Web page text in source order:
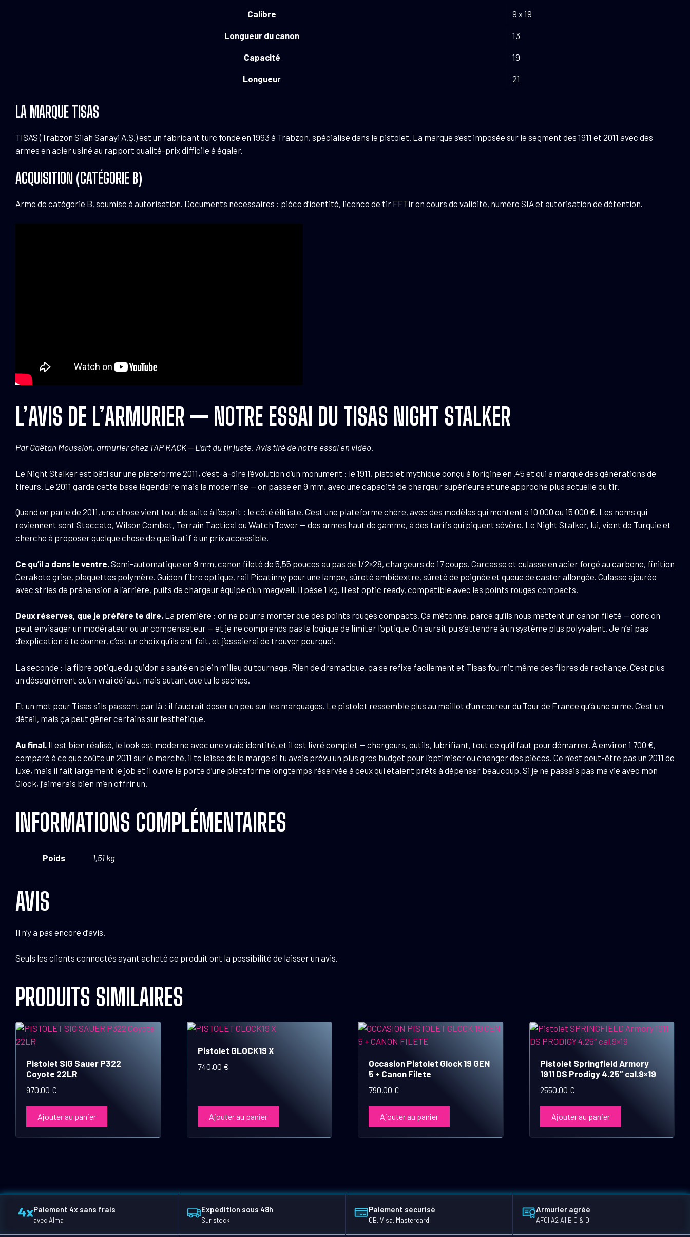
Calibre 9 x 19
Longueur du canon 13
Capacité 19
Longueur 21
LA MARQUE TISAS
TISAS (Trabzon Silah Sanayi A.Ş.) est un fabricant turc fondé en 1993 à Trabzon, spécialisé dans le pistolet. La marque s’est imposée sur le segment des 1911 et 2011 avec des
armes en acier usiné au rapport qualité-prix difficile à égaler.
ACQUISITION (CATÉGORIE B)
Arme de catégorie B, soumise à autorisation. Documents nécessaires : pièce d’identité, licence de tir FFTir en cours de validité, numéro SIA et autorisation de détention.
L’AVIS DE L’ARMURIER — NOTRE ESSAI DU TISAS NIGHT STALKER
Par Gaëtan Moussion, armurier chez TAP RACK — L’art du tir juste. Avis tiré de notre essai en vidéo.
Le Night Stalker est bâti sur une plateforme 2011, c’est-à-dire l’évolution d’un monument : le 1911, pistolet mythique conçu à l’origine en .45 et qui a marqué des générations de
tireurs. Le 2011 garde cette base légendaire mais la modernise — on passe en 9 mm, avec une capacité de chargeur supérieure et une approche plus actuelle du tir.
Quand on parle de 2011, une chose vient tout de suite à l’esprit : le côté élitiste. C’est une plateforme chère, avec des modèles qui montent à 10 000 ou 15 000 €. Les noms qui
reviennent sont Staccato, Wilson Combat, Terrain Tactical ou Watch Tower — des armes haut de gamme, à des tarifs qui piquent sévère. Le Night Stalker, lui, vient de Turquie et
cherche à proposer quelque chose de qualitatif à un prix accessible.
Ce qu’il a dans le ventre. Semi-automatique en 9 mm, canon fileté de 5,55 pouces au pas de 1/2×28, chargeurs de 17 coups. Carcasse et culasse en acier forgé au carbone, finition
Cerakote grise, plaquettes polymère. Guidon fibre optique, rail Picatinny pour une lampe, sûreté ambidextre, sûreté de poignée et queue de castor allongée. Culasse ajourée
avec stries de préhension à l’arrière, puits de chargeur équipé d’un magwell. Il pèse 1 kg. Il est optic ready, compatible avec les points rouges compacts.
Deux réserves, que je préfère te dire. La première : on ne pourra monter que des points rouges compacts. Ça m’étonne, parce qu’ils nous mettent un canon fileté — donc on
peut envisager un modérateur ou un compensateur — et je ne comprends pas la logique de limiter l’optique. On aurait pu s’attendre à un système plus polyvalent. Je n’ai pas
d’explication à te donner, c’est un choix qu’ils ont fait, et j’essaierai de trouver pourquoi.
La seconde : la fibre optique du guidon a sauté en plein milieu du tournage. Rien de dramatique, ça se refixe facilement et Tisas fournit même des fibres de rechange. C’est plus
un désagrément qu’un vrai défaut, mais autant que tu le saches.
Et un mot pour Tisas s’ils passent par là : il faudrait doser un peu sur les marquages. Le pistolet ressemble plus au maillot d’un coureur du Tour de France qu’à une arme. C’est un
détail, mais ça peut gêner certains sur l’esthétique.
Au final. Il est bien réalisé, le look est moderne avec une vraie identité, et il est livré complet — chargeurs, outils, lubrifiant, tout ce qu’il faut pour démarrer. À environ 1 700 €,
comparé à ce que coûte un 2011 sur le marché, il te laisse de la marge si tu avais prévu un plus gros budget pour l’optimiser ou changer des pièces. Ce n’est peut-être pas un 2011 de
luxe, mais il fait largement le job et il ouvre la porte d’une plateforme longtemps réservée à ceux qui étaient prêts à dépenser beaucoup. Si je ne passais pas ma vie avec mon
Glock, j’aimerais bien m’en offrir un.
INFORMATIONS COMPLÉMENTAIRES
Poids 1,51 kg
AVIS
Il n’y a pas encore d’avis.
Seuls les clients connectés ayant acheté ce produit ont la possibilité de laisser un avis.
PRODUITS SIMILAIRES
Pistolet SIG Sauer P322
Coyote 22LR
970,00 €
Ajouter au panier
Pistolet GLOCK19 X
740,00 €
Ajouter au panier
Occasion Pistolet Glock 19 GEN
5 + Canon Filete
790,00 €
Ajouter au panier
Pistolet Springfield Armory
1911 DS Prodigy 4.25″ cal.9×19
2550,00 €
Ajouter au panier
Paiement 4x sans frais
avec Alma
Expédition sous 48h
Sur stock
Paiement sécurisé
CB, Visa, Mastercard
Armurier agréé
AFCI A2 A1 B C & D